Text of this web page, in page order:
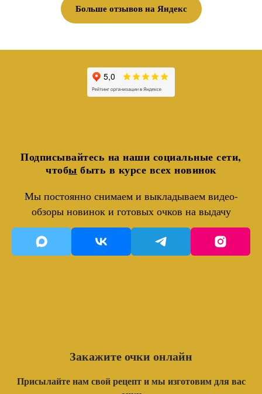
Больше отзывов на Яндекс
Подписывайтесь на наши социальные сети,
чтобы быть в курсе всех новинок
Мы постоянно снимаем и выкладываем видео-
обзоры новинок и готовых очков на выдачу
Закажите очки онлайн
Присылайте нам свой рецепт и мы изготовим для вас